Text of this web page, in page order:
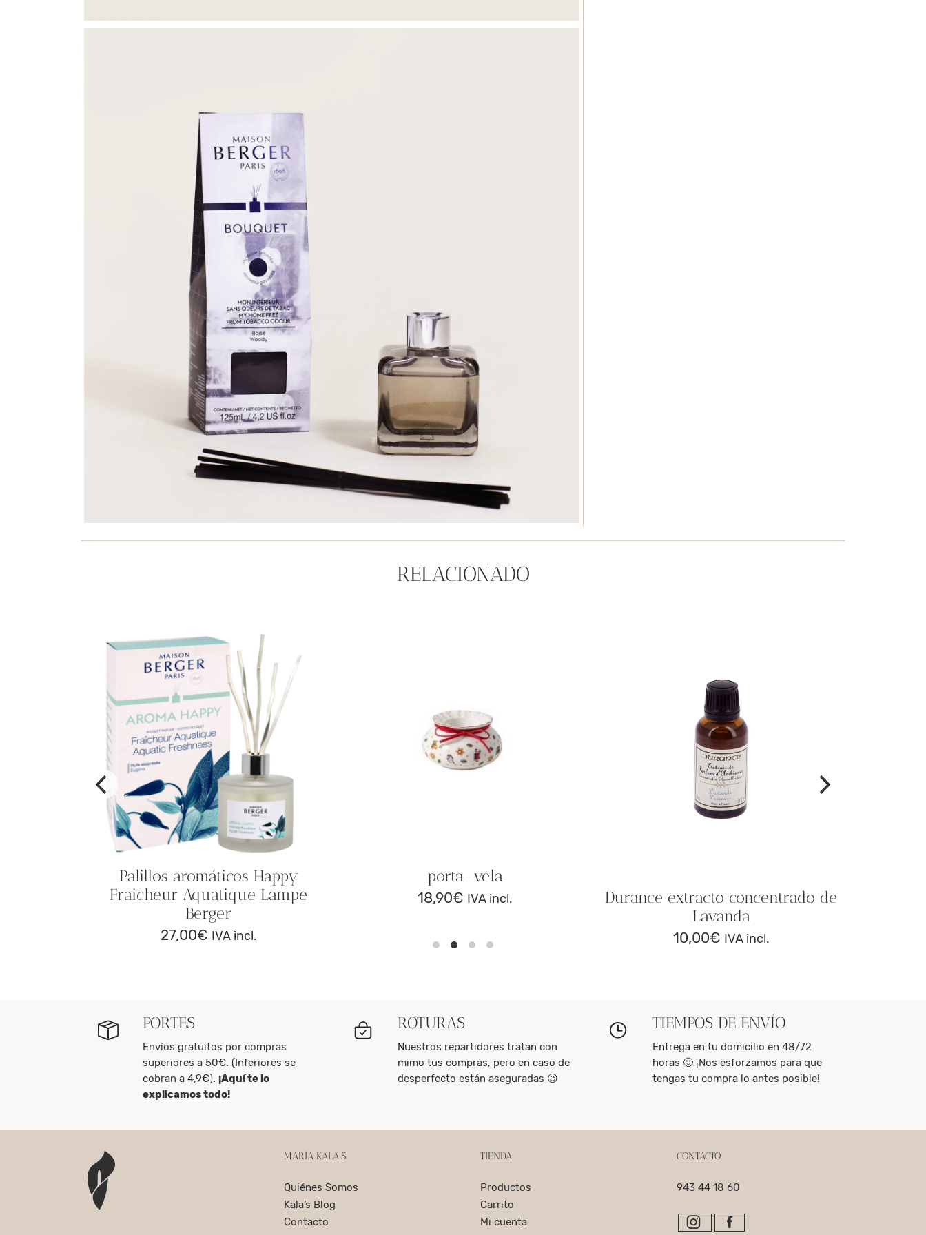
RELACIONADO
Palillos aromáticos Happy
Fraicheur Aquatique Lampe
Berger
27,00€ IVA incl.
porta-vela
18,90€ IVA incl.
Durance extracto concentrado de
Lavanda
10,00€ IVA incl.
PORTES
Envíos gratuitos por compras
superiores a 50€. (Inferiores se
cobran a 4,9€). ¡Aquí te lo
explicamos todo!
ROTURAS
Nuestros repartidores tratan con
mimo tus compras, pero en caso de
desperfecto están aseguradas 😉
TIEMPOS DE ENVÍO
Entrega en tu domicilio en 48/72
horas 🙂 ¡Nos esforzamos para que
tengas tu compra lo antes posible!
MARÍA KALA’S
Quiénes Somos
Kala’s Blog
Contacto
TIENDA
Productos
Carrito
Mi cuenta
CONTACTO
943 44 18 60